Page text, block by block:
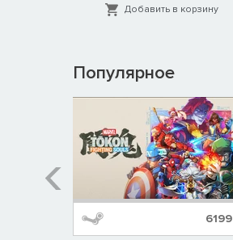
Добавить в корзину
Популярное
6199